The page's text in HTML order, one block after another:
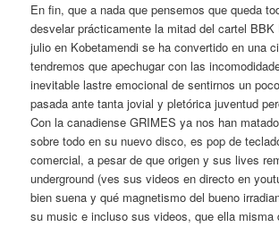
En fin, que a nada que pensemos que queda
desvelar prácticamente la mitad del cartel
julio en Kobetamendi se ha convertido en una
tendremos que apechugar con las
inevitable lastre emocional de sentirnos un
pasada ante tanta jovial y pletórica juventud
Con la canadiense GRIMES ya nos han
sobre todo en su nuevo disco, es pop de
comercial, a pesar de que origen y sus lives
underground (ves sus videos en directo en
bien suena y qué magnetismo del bueno
su music e incluso sus videos, que ella misma